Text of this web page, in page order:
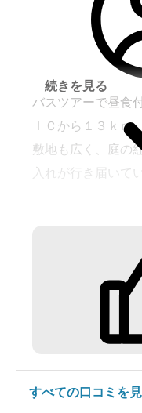
群馬県の宿ですが
でもあまり遠い感
派手さはないです
の高さを感じました
バスツアーで昼食
ＩＣから１３ｋ
敷地も広く、庭の
入れが行き届いて
材を用いた昼食は
ことが無いくらい
かけ流しの２５度
船を交互に入り、
続きを見る
すべての口コミを